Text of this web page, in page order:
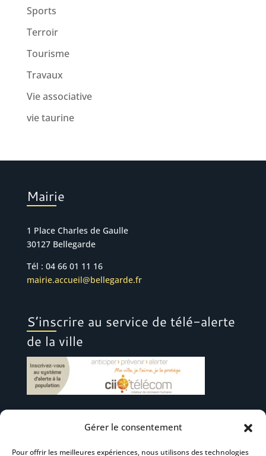
Gérer le consentement
Pour offrir les meilleures expériences, nous utilisons des technologies
Sports
Terroir
Tourisme
Travaux
Vie associative
vie taurine
Mairie
1 Place Charles de Gaulle
30127 Bellegarde
Tél : 04 66 01 11 16
mairie.accueil@bellegarde.fr
S’inscrire au service de télé-alerte
de la ville
Suivez-nous